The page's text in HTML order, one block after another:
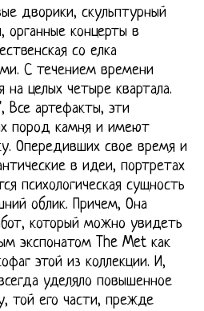
дворики, скульптурный
концерты в
со елка
С течением времени
на целых четыре квартала.
артефакты, эти
пород камня и имеют
Опередивших свое время и
в идеи, портретах
психологическая сущность
облик. Причем, Она
который можно увидеть
экспонатом The Met как
этой из коллекции. И,
уделяло повышенное
той его части, прежде